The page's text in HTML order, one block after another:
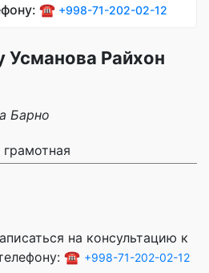
☎️ +998-71-202-02-12
Усманова Райхон
Барно
на консультацию к
☎️ +998-71-202-02-12